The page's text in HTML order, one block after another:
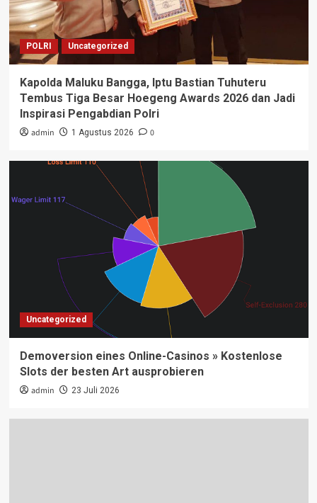
POLRI Uncategorized
Kapolda Maluku Bangga, Iptu Bastian Tuhuteru
Tembus Tiga Besar Hoegeng Awards 2026 dan Jadi
Inspirasi Pengabdian Polri
admin 1 Agustus 2026 0
Uncategorized
Demoversion eines Online-Casinos » Kostenlose
Slots der besten Art ausprobieren
admin 23 Juli 2026